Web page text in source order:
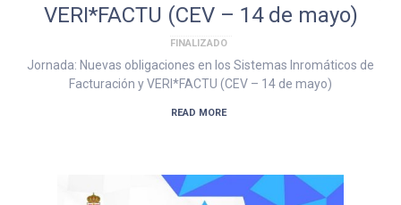
VERI*FACTU (CEV – 14 de mayo)
FINALIZADO
Jornada: Nuevas obligaciones en los Sistemas Inromáticos de
Facturación y VERI*FACTU (CEV – 14 de mayo)
READ MORE